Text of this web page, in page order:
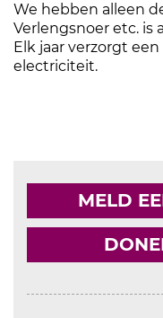
We hebben alleen
Verlengsnoer etc. is
Elk jaar verzorgt
electriciteit.
MELD